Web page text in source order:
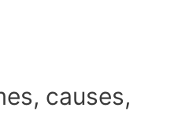
causes,